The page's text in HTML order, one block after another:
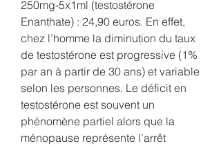
250mg-5x1ml (testostérone
Enanthate) : 24,90 euros. En effet,
chez l’homme la diminution du taux
de testostérone est progressive (1%
par an à partir de 30 ans) et variable
selon les personnes. Le déficit en
testostérone est souvent un
phénomène partiel alors que la
ménopause représente l’arrêt